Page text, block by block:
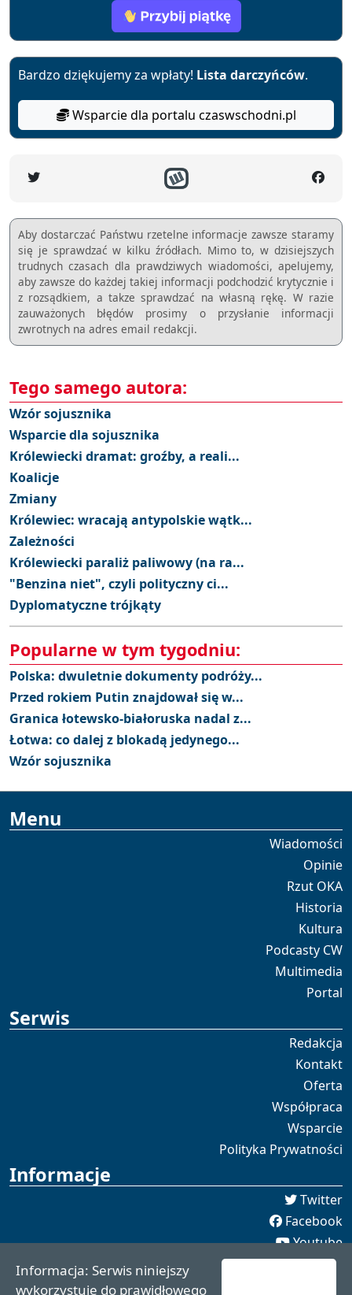
Bardzo dziękujemy za wpłaty! Lista darczyńców.
Wsparcie dla portalu czaswschodni.pl
Aby dostarczać Państwu rzetelne informacje zawsze staramy
się je sprawdzać w kilku źródłach. Mimo to, w dzisiejszych
trudnych czasach dla prawdziwych wiadomości, apelujemy,
aby zawsze do każdej takiej informacji podchodzić krytycznie i
z rozsądkiem, a takze sprawdzać na własną rękę. W razie
zauważonych błędów prosimy o przysłanie informacji
zwrotnych na adres email redakcji.
Tego samego autora:
Wzór sojusznika
Wsparcie dla sojusznika
Królewiecki dramat: groźby, a reali...
Koalicje
Zmiany
Królewiec: wracają antypolskie wątk...
Zależności
Królewiecki paraliż paliwowy (na ra...
"Benzina niet", czyli polityczny ci...
Dyplomatyczne trójkąty
Popularne w tym tygodniu:
Polska: dwuletnie dokumenty podróży...
Przed rokiem Putin znajdował się w...
Granica łotewsko-białoruska nadal z...
Łotwa: co dalej z blokadą jedynego...
Wzór sojusznika
Menu
Wiadomości
Opinie
Rzut OKA
Historia
Kultura
Podcasty CW
Multimedia
Portal
Serwis
Redakcja
Kontakt
Oferta
Współpraca
Wsparcie
Polityka Prywatności
Informacje
Twitter
Facebook
Youtube
Spotify
redakcja [[]] czaswschodni.pl
Informacja: Serwis niniejszy
wykorzystuje do prawidłowego